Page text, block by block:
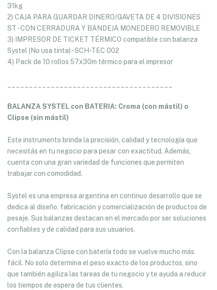
31kg
2) CAJA PARA GUARDAR DINERO/GAVETA DE 4 DIVISIONES
ST - CON CERRADURA Y BANDEJA MONEDERO REMOVIBLE
3) IMPRESOR DE TICKET TÉRMICO compatible con balanza
Systel (No usa tinta) - SCH-TEC 002
4) Pack de 10 rollos 57x30m térmico para el impresor
BALANZA SYSTEL con BATERIA: Croma (con mástil) o
Clipse (sin mástil)
Este instrumento brinda la precisión, calidad y tecnología que
necesitás en tu negocio para pesar con exactitud. Además,
cuenta con una gran variedad de funciones que permiten
trabajar con comodidad.
Systel es una empresa argentina en continuo desarrollo que se
dedica al diseño, fabricación y comercialización de productos de
pesaje. Sus balanzas destacan en el mercado por ser soluciones
confiables y de calidad para sus usuarios.
Con la balanza Clipse con batería todo se vuelve mucho más
fácil. No solo determina el peso exacto de los productos, sino
que también agiliza las tareas de tu negocio y te ayuda a reducir
los tiempos de espera de tus clientes.